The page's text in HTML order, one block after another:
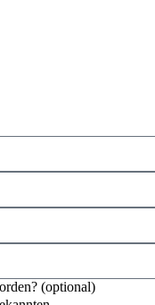
(optional)